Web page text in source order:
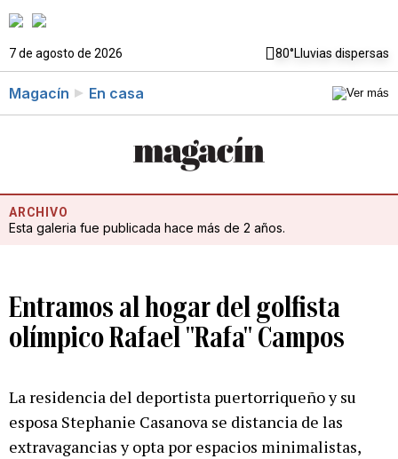
7 de agosto de 2026 80°Lluvias dispersas
Magacín En casa
ARCHIVO
Esta galeria fue publicada hace más de 2 años.
Entramos al hogar del golfista
olímpico Rafael "Rafa" Campos
La residencia del deportista puertorriqueño y su
esposa Stephanie Casanova se distancia de las
extravagancias y opta por espacios minimalistas,